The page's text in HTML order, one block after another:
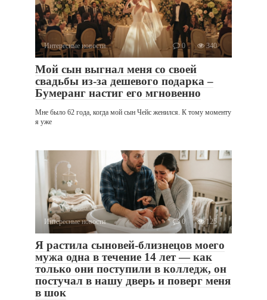
Интересные новости 0 340
Мой сын выгнал меня со своей
свадьбы из-за дешевого подарка –
Бумеранг настиг его мгновенно
Мне было 62 года, когда мой сын Чейс женился. К тому моменту
я уже
Интересные новости 0 125
Я растила сыновей-близнецов моего
мужа одна в течение 14 лет — как
только они поступили в колледж, он
постучал в нашу дверь и поверг меня
в шок